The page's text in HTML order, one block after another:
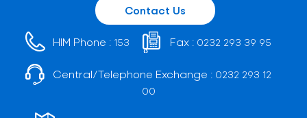
Contact Us
HIM Phone : 153 Fax : 0232 293 39 95
Central/Telephone Exchange : 0232 293 12
00